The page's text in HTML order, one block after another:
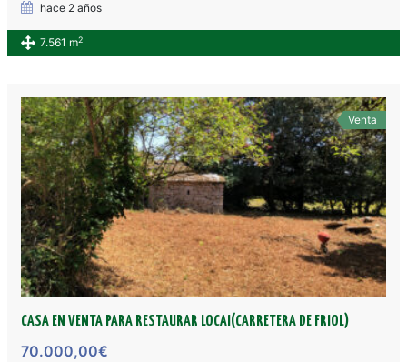
hace 2 años
7.561 m2
Venta
CASA EN VENTA PARA RESTAURAR LOCAI(CARRETERA DE FRIOL)
70.000,00€